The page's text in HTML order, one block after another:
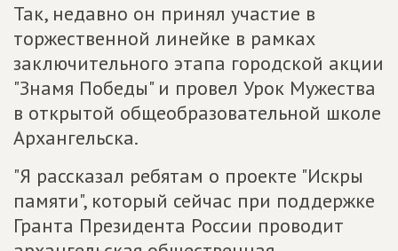
Так, недавно он принял участие в
торжественной линейке в рамках
заключительного этапа городской акции
"Знамя Победы" и провел Урок Мужества
в открытой общеобразовательной школе
Архангельска.
"Я рассказал ребятам о проекте "Искры
памяти", который сейчас при поддержке
Гранта Президента России проводит